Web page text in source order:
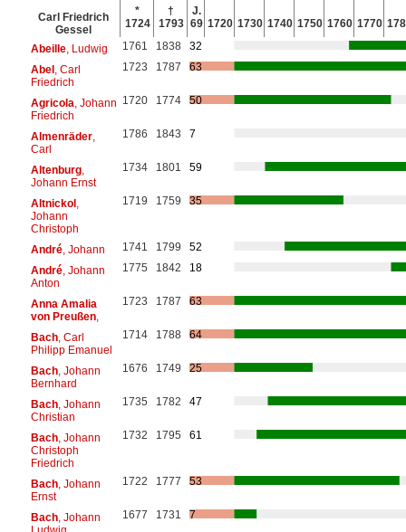
Carl Friedrich
Gessel
*
1724
†
1793
J.
69 1720 1730 1740 1750 1760 1770
Abeille, Ludwig 1761 1838
32
Abel, Carl
Friedrich
1723 1787 63
Agricola , Johann
Friedrich
1720 1774 50
Almenräder,
Carl
1786 1843 7
Altenburg,
Johann Ernst
1734 1801 59
Altnickol,
Johann
Christoph
1719 1759 35
André, Johann 1741 1799
52
André, Johann
Anton
1775 1842 18
Anna Amalia
von Preußen,
1723 1787 63
Bach, Carl
Philipp Emanuel
1714 1788 64
Bach, Johann
Bernhard
1676 1749 25
Bach, Johann
Christian
1735 1782 47
Bach, Johann
Christoph
Friedrich
1732 1795 61
Bach, Johann
Ernst
1722 1777 53
Bach, Johann
1677 1731 7